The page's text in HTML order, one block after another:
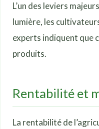
L’un des leviers
lumière, les
experts indiquent que
produits.
Rentabilité et
La rentabilité de